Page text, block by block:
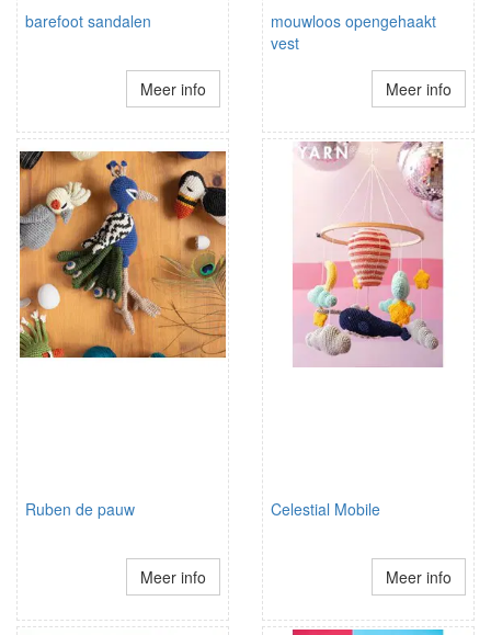
barefoot sandalen
Meer info
mouwloos opengehaakt
vest
Meer info
Ruben de pauw
Meer info
Celestial Mobile
Meer info